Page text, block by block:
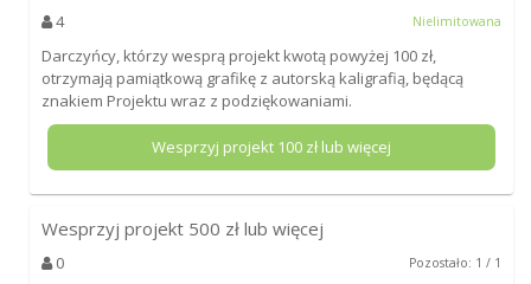
4 Nielimitowana
Darczyńcy, którzy wesprą projekt kwotą powyżej 100 zł,
otrzymają pamiątkową grafikę z autorską kaligrafią, będącą
znakiem Projektu wraz z podziękowaniami.
Wesprzyj projekt 100zł lub więcej
Wesprzyj projekt 500 zł lub więcej
0 Pozostało: 1 / 1